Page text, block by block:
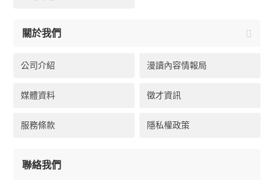
關於我們
公司介紹 漫讀內容情報局
媒體資料 徵才資訊
服務條款 隱私權政策
聯絡我們